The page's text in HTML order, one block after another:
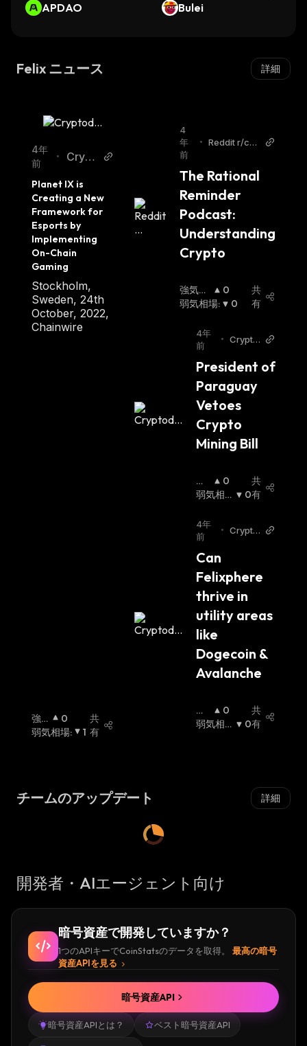
APDAO
Bulei
Felix ニュース 詳細
4年
前
•
Crypt
Planet IX is
Creating a New
Framework for
Esports by
Implementing
On-Chain
Gaming
Stockholm,
Sweden, 24th
October, 2022,
Chainwire
強
気
0
弱気相場: 1
共
有
4
年
前
•
Reddit r/cry
The Rational
Reminder
Podcast:
Understanding
Crypto
強気相
場:
0
弱気相場: 0
共
有
4年
前
• Crypto
President of
Paraguay
Vetoes
Crypto
Mining Bill
強
気
場:
0
弱気相
0
共
有
4年
前
• Crypto
Can
Felixphere
thrive in
utility areas
like
Dogecoin &
Avalanche
強
気
0
弱気相
0
共
有
チームのアップデート 詳細
開発者・AIエージェント向け
暗号資産で開発していますか？
1つのAPIキーでCoinStatsのデータを取得。
最高の暗号
資産APIを見る
暗号資産APIとは？ ベスト暗号資産API
暗号資産API